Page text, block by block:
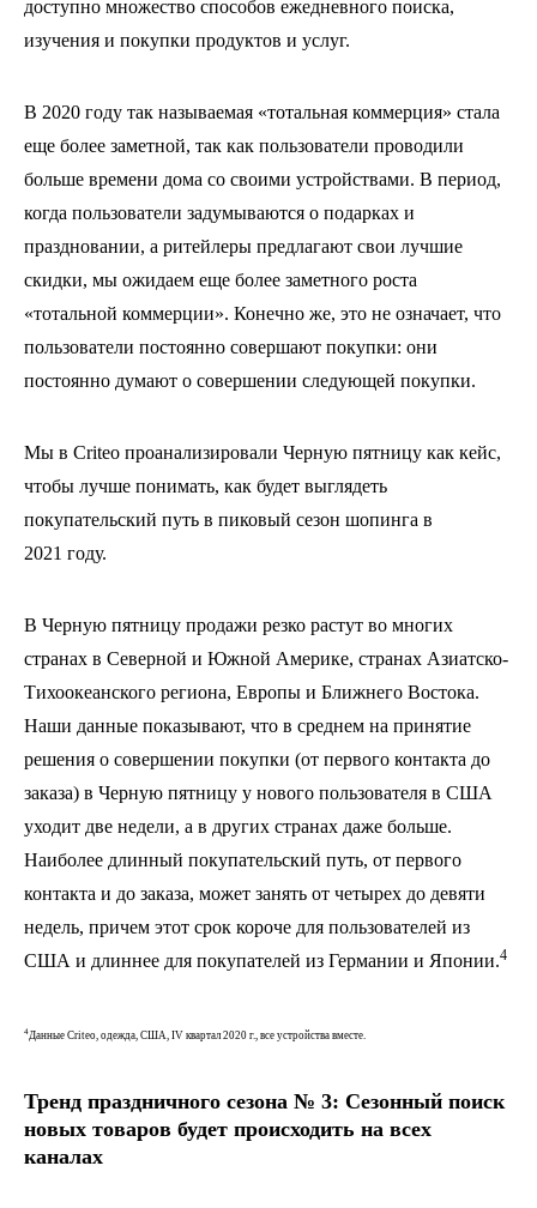
доступно множество способов ежедневного поиска,
изучения и покупки продуктов и услуг.
В 2020 году так называемая «тотальная коммерция» стала
еще более заметной, так как пользователи проводили
больше времени дома со своими устройствами. В период,
когда пользователи задумываются о подарках и
праздновании, а ритейлеры предлагают свои лучшие
скидки, мы ожидаем еще более заметного роста
«тотальной коммерции». Конечно же, это не означает, что
пользователи постоянно совершают покупки: они
постоянно думают о совершении следующей покупки.
Мы в Criteo проанализировали Черную пятницу как кейс,
чтобы лучше понимать, как будет выглядеть
покупательский путь в пиковый сезон шопинга в
2021 году.
В Черную пятницу продажи резко растут во многих
странах в Северной и Южной Америке, странах Азиатско-
Тихоокеанского региона, Европы и Ближнего Востока.
Наши данные показывают, что в среднем на принятие
решения о совершении покупки (от первого контакта до
заказа) в Черную пятницу у нового пользователя в США
уходит две недели, а в других странах даже больше.
Наиболее длинный покупательский путь, от первого
контакта и до заказа, может занять от четырех до девяти
недель, причем этот срок короче для пользователей из
США и длиннее для покупателей из Германии и Японии.4
4Данные Criteo, одежда, США, IV квартал 2020 г., все устройства вместе.
Тренд праздничного сезона № 3: Сезонный поиск
новых товаров будет происходить на всех
каналах